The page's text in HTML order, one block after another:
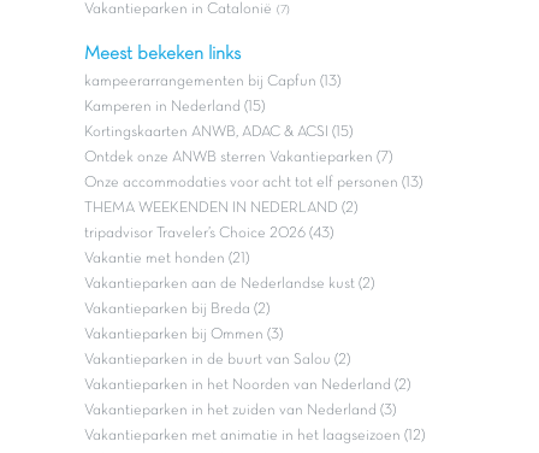
Vakantieparken in Catalonië (7)
Meest bekeken links
kampeerarrangementen bij Capfun (13)
Kamperen in Nederland (15)
Kortingskaarten ANWB, ADAC & ACSI (15)
Ontdek onze ANWB sterren Vakantieparken (7)
Onze accommodaties voor acht tot elf personen (13)
THEMA WEEKENDEN IN NEDERLAND (2)
tripadvisor Traveler’s Choice 2026 (43)
Vakantie met honden (21)
Vakantieparken aan de Nederlandse kust (2)
Vakantieparken bij Breda (2)
Vakantieparken bij Ommen (3)
Vakantieparken in de buurt van Salou (2)
Vakantieparken in het Noorden van Nederland (2)
Vakantieparken in het zuiden van Nederland (3)
Vakantieparken met animatie in het laagseizoen (12)